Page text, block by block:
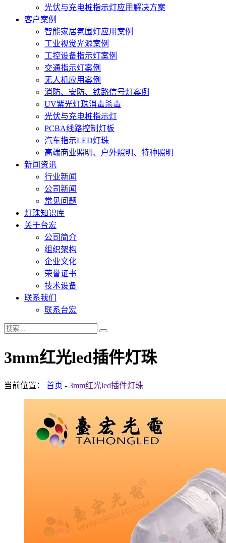
光伏与充电桩指示灯应用解决方案
客户案例
智能家居氛围灯应用案例
工业视觉光源案例
工控设备指示灯案例
交通指示灯案例
无人机应用案例
消防、安防、铁路信号灯案例
UV紫光灯珠消毒杀毒
光伏与充电桩指示灯
PCBA线路控制灯板
汽车指示LED灯珠
高端商业照明、户外照明、特种照明
新闻资讯
行业新闻
公司新闻
常见问题
灯珠知识库
关于台宏
公司简介
组织架构
企业文化
荣誉证书
技术设备
联系我们
联系台宏
3mm红光led插件灯珠
当前位置： 首页 - 3mm红光led插件灯珠